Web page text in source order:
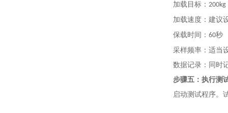
加载目标： 200kg
加载速度：建议
保载时间： 60秒
采样频率：适当
数据记录：同时
步骤五：执行测
启动测试程序。